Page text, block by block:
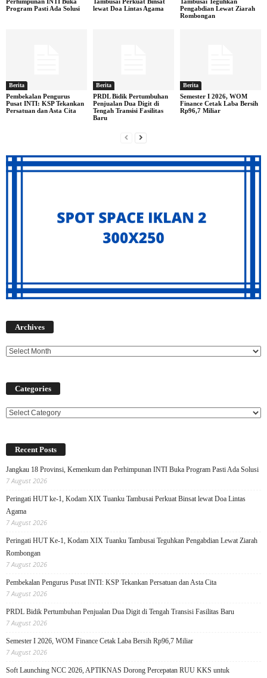
Perhimpunan INTI Buka
Program Pasti Ada Solusi
Tambusai Perkuat Binsat
lewat Doa Lintas Agama
Tambusai Teguhkan
Pengabdian Lewat Ziarah
Rombongan
Berita
Pembekalan Pengurus
Pusat INTI: KSP Tekankan
Persatuan dan Asta Cita
Berita
PRDL Bidik Pertumbuhan
Penjualan Dua Digit di
Tengah Transisi Fasilitas
Baru
Berita
Semester I 2026, WOM
Finance Cetak Laba Bersih
Rp96,7 Miliar
Archives
Categories
Categories
Recent Posts
Jangkau 18 Provinsi, Kemenkum dan Perhimpunan INTI Buka Program Pasti Ada Solusi
7 August 2026
Peringati HUT ke-1, Kodam XIX Tuanku Tambusai Perkuat Binsat lewat Doa Lintas
Agama
7 August 2026
Peringati HUT Ke-1, Kodam XIX Tuanku Tambusai Teguhkan Pengabdian Lewat Ziarah
Rombongan
7 August 2026
Pembekalan Pengurus Pusat INTI: KSP Tekankan Persatuan dan Asta Cita
7 August 2026
PRDL Bidik Pertumbuhan Penjualan Dua Digit di Tengah Transisi Fasilitas Baru
7 August 2026
Semester I 2026, WOM Finance Cetak Laba Bersih Rp96,7 Miliar
7 August 2026
Soft Launching NCC 2026, APTIKNAS Dorong Percepatan RUU KKS untuk